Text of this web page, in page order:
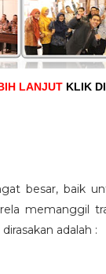
LANJUT KLIK
besar, baik
memanggil
adalah :